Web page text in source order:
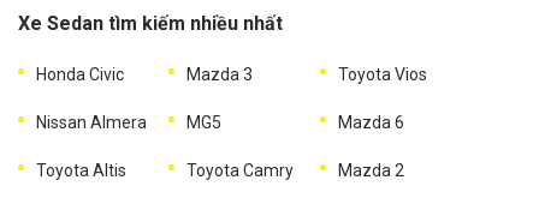
Xe Sedan tìm kiếm nhiều nhất
Honda Civic Mazda 3 Toyota Vios
Nissan Almera MG5 Mazda 6
Toyota Altis Toyota Camry Mazda 2